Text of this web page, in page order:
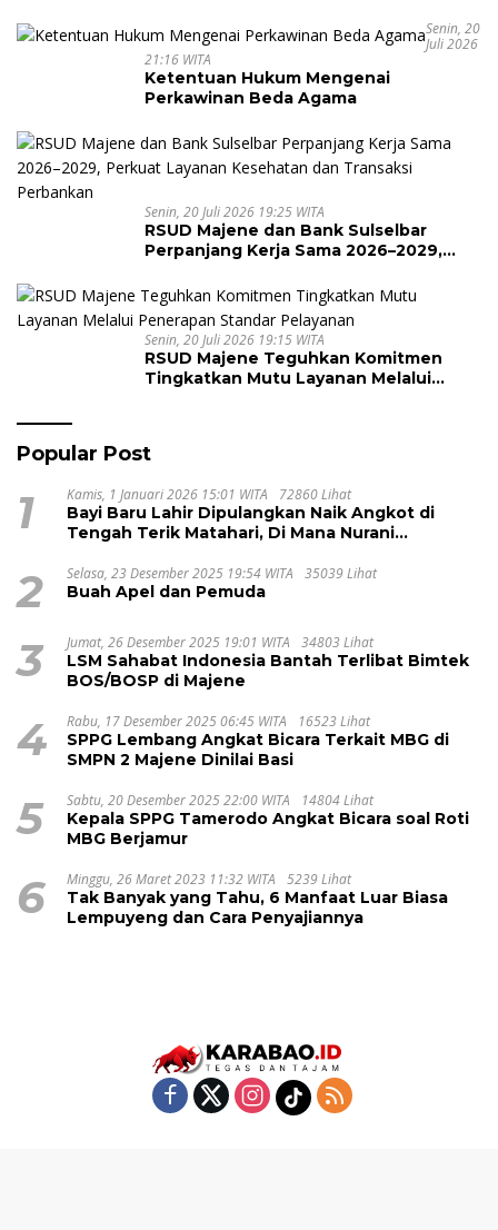
Arithmetic International Competition
Senin, 20
Juli 2026
21:16 WITA
Ketentuan Hukum Mengenai
Perkawinan Beda Agama
Senin, 20 Juli 2026 19:25 WITA
RSUD Majene dan Bank Sulselbar
Perpanjang Kerja Sama 2026–2029,
Transaksi Perbankan
Senin, 20 Juli 2026 19:15 WITA
RSUD Majene Teguhkan Komitmen
Tingkatkan Mutu Layanan Melalui
Popular Post
1 Kamis, 1 Januari 2026 15:01 WITA 72860 Lihat
Bayi Baru Lahir Dipulangkan Naik Angkot di
Tengah Terik Matahari, Di Mana Nurani
2 Selasa, 23 Desember 2025 19:54 WITA 35039 Lihat
Buah Apel dan Pemuda
3 Jumat, 26 Desember 2025 19:01 WITA 34803 Lihat
LSM Sahabat Indonesia Bantah Terlibat Bimtek
BOS/BOSP di Majene
4 Rabu, 17 Desember 2025 06:45 WITA 16523 Lihat
SPPG Lembang Angkat Bicara Terkait MBG di
SMPN 2 Majene Dinilai Basi
5 Sabtu, 20 Desember 2025 22:00 WITA 14804 Lihat
Kepala SPPG Tamerodo Angkat Bicara soal Roti
MBG Berjamur
6 Minggu, 26 Maret 2023 11:32 WITA 5239 Lihat
Tak Banyak yang Tahu, 6 Manfaat Luar Biasa
Lempuyeng dan Cara Penyajiannya